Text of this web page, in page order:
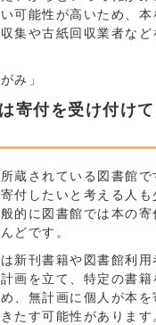
可能性が高いため、本
集や古紙回収業者など
み」
寄付を受け付け
蔵されている図書館で
付したいと考える人も
的に図書館では本の寄
どです。
新刊書籍や図書館利
画を立て、特定の書籍
、無計画に個人が本
たす可能性があります